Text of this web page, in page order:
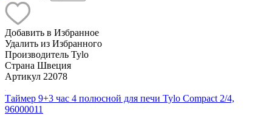
Добавить в Избранное
Удалить из Избранного
Производитель Tylo
Страна Швеция
Артикул 22078
Таймер 9+3 час 4 полюсной для печи Tylo Compact 2/4,
96000011